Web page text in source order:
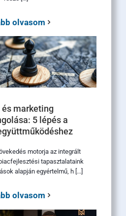
olvasom
és marketing
5 lépés a
motorja az integrált
tapasztalataink
alapján egyértelmű, h [...]
olvasom